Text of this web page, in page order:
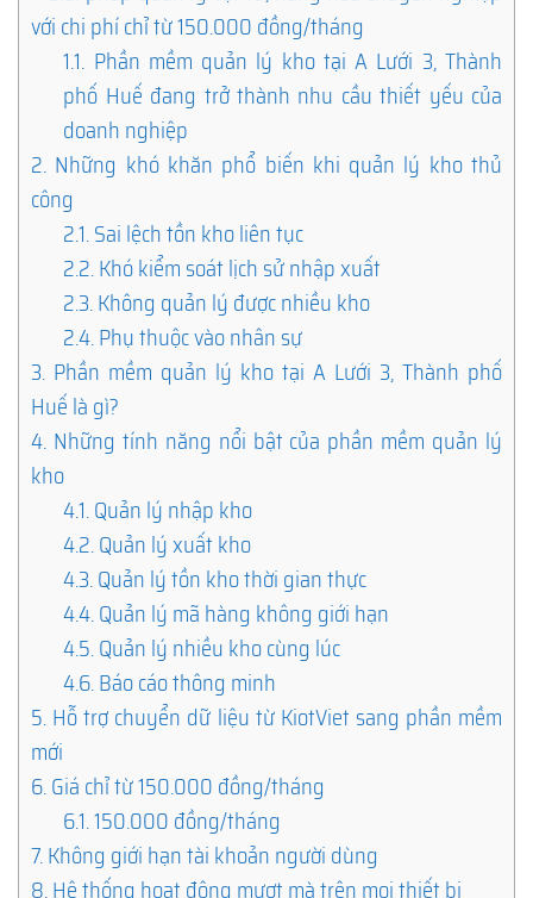
với chi phí chỉ từ 150.000 đồng/tháng
1.1. Phần mềm quản lý kho tại A Lưới 3, Thành
phố Huế đang trở thành nhu cầu thiết yếu của
doanh nghiệp
2. Những khó khăn phổ biến khi quản lý kho thủ
công
2.1.Sai lệch tồn kho liên tục
2.2.Khó kiểm soát lịch sử nhập xuất
2.3.Không quản lý được nhiều kho
2.4.Phụ thuộc vào nhân sự
3. Phần mềm quản lý kho tại A Lưới 3, Thành phố
Huế là gì?
4. Những tính năng nổi bật của phần mềm quản lý
kho
4.1.Quản lý nhập kho
4.2.Quản lý xuất kho
4.3.Quản lý tồn kho thời gian thực
4.4.Quản lý mã hàng không giới hạn
4.5.Quản lý nhiều kho cùng lúc
4.6.Báo cáo thông minh
5. Hỗ trợ chuyển dữ liệu từ KiotViet sang phần mềm
mới
6.Giá chỉ từ 150.000 đồng/tháng
6.1.150.000 đồng/tháng
7.Không giới hạn tài khoản người dùng
8.Hệ thống hoạt động mượt mà trên mọi thiết bị